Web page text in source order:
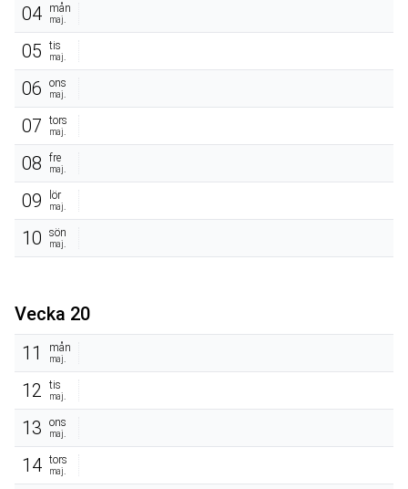
04
mån
maj.
05 tis
maj.
06 ons
maj.
07 tors
maj.
08 fre
maj.
09 lör
maj.
10 sön
maj.
Vecka 20
11
mån
maj.
12 tis
maj.
13 ons
maj.
14 tors
maj.